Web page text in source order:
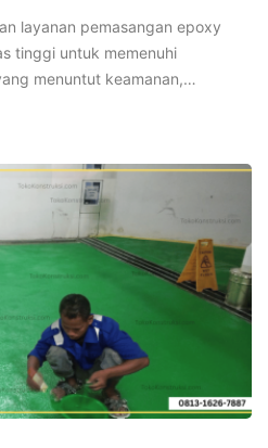
layanan pemasangan epoxy
tinggi untuk memenuhi
menuntut keamanan,…